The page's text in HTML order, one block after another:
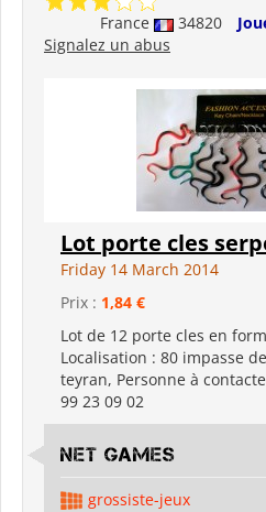
France 34820
Signalez un abus
Lot porte cles
Friday 14 March 2014
Prix : 1,84 €
Lot de 12 porte cles en
Localisation : 80 impasse
teyran, Personne à
99 23 09 02
Net Games
grossiste-jeux